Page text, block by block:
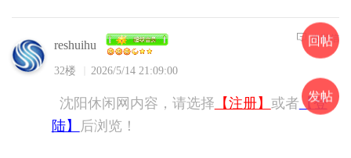
reshuihu
32楼 2026/5/14 21:09:00
发私信
沈阳休闲网内容，请选择 【注册】 或者 【登
陆】
后浏览！
回帖
发帖